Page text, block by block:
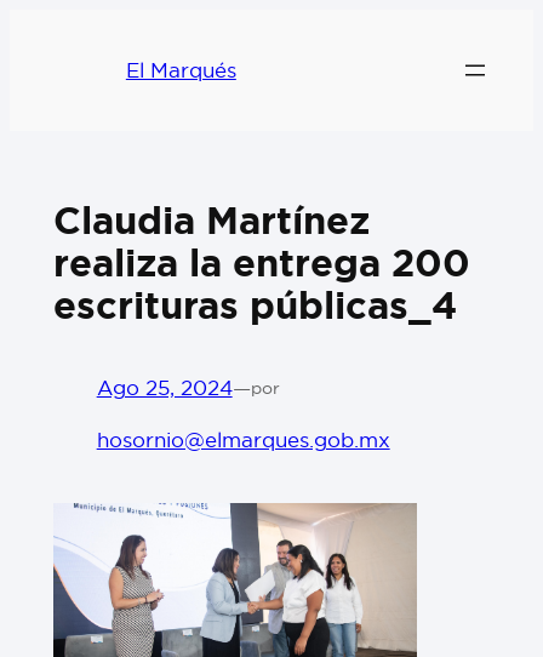
El Marqués
Claudia Martínez
realiza la entrega 200
escrituras públicas_4
Ago 25, 2024—por
hosornio@elmarques.gob.mx